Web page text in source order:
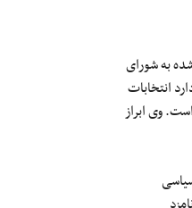
تعیین شده به شورای
بود: وزارت کشور قصد دارد انتخابات
وی ابراز